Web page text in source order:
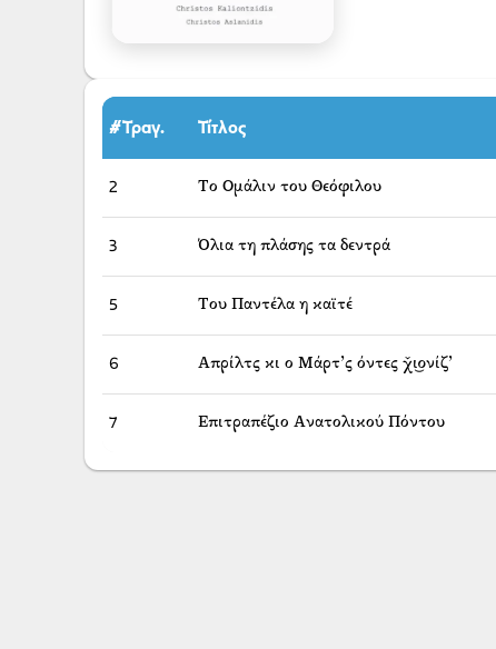
#Τραγ. Τίτλος
2 Το Ομάλιν του Θεόφιλου
3 Όλια τη πλάσης τα δεντρά
5 Του Παντέλα η καϊτέ
6 Απρίλτς κι ο Μάρτ’ς όντες χ̌ι͜ονίζ’
7 Επιτραπέζιο Ανατολικού Πόντου